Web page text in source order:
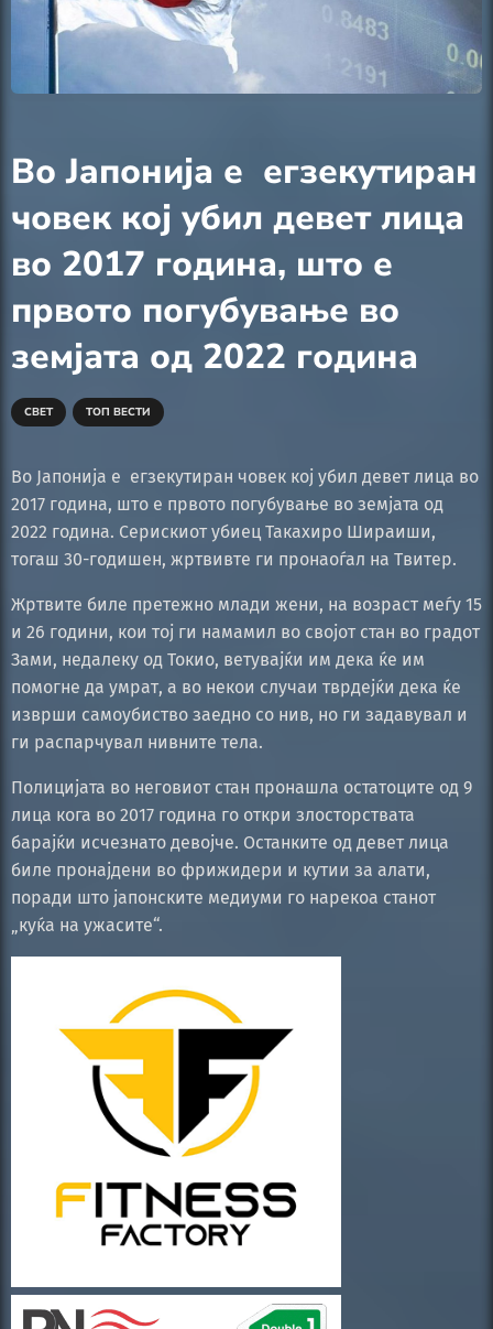
Во Јaпонија е егзекутиран
човек кој убил девет лица
во 2017 година, што е
првото погубување во
земјата од 2022 година
СВЕТ ТОП ВЕСТИ
Во Јaпонија е егзекутиран човек кој убил девет лица во
2017 година, што е првото погубување во земјата од
2022 година. Серискиот убиец Такахиро Шираиши,
тогаш 30-годишен, жртвивте ги пронаоѓал на Твитер.
Жртвите биле претежно млади жени, на возраст меѓу 15
и 26 години, кои тој ги намамил во својот стан во градот
Зами, недалеку од Токио, ветувајќи им дека ќе им
помогне да умрат, а во некои случаи тврдејќи дека ќе
изврши самоубиство заедно со нив, но ги задавувал и
ги распарчувал нивните тела.
Полицијата во неговиот стан пронашла остатоците од 9
лица кога во 2017 година го откри злосторствата
барајќи исчезнато девојче. Останките од девет лица
биле пронајдени во фрижидери и кутии за алати,
поради што јапонските медиуми го нарекоа станот
„куќа на ужасите“.